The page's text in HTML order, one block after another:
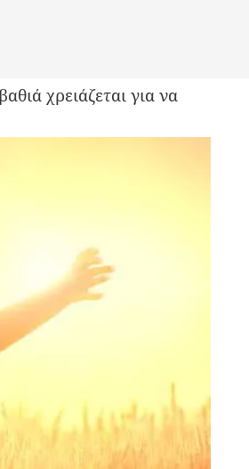
χρειάζεται για να